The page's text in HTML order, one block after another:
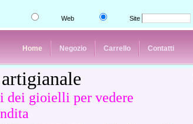
Web Site
Home Negozio Carrello Contatti
dei gioielli per vedere